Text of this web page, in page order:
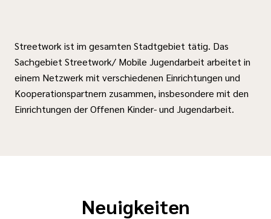
Streetwork ist im gesamten Stadtgebiet tätig. Das
Sachgebiet Streetwork/ Mobile Jugendarbeit arbeitet in
einem Netzwerk mit verschiedenen Einrichtungen und
Kooperationspartnern zusammen, insbesondere mit den
Einrichtungen der Offenen Kinder- und Jugendarbeit.
Neuigkeiten